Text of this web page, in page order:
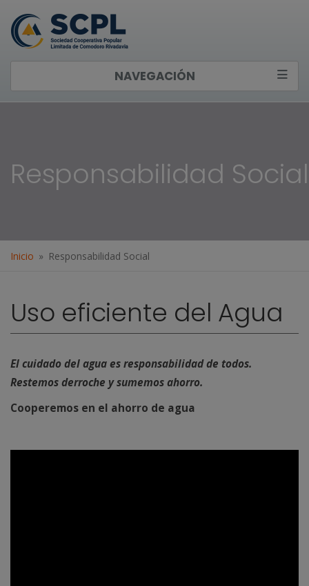
NAVEGACIÓN
Responsabilidad Social
Inicio Responsabilidad Social
Uso eficiente del Agua
El cuidado del agua es responsabilidad de todos.
Restemos derroche y sumemos ahorro.
Cooperemos en el ahorro de agua